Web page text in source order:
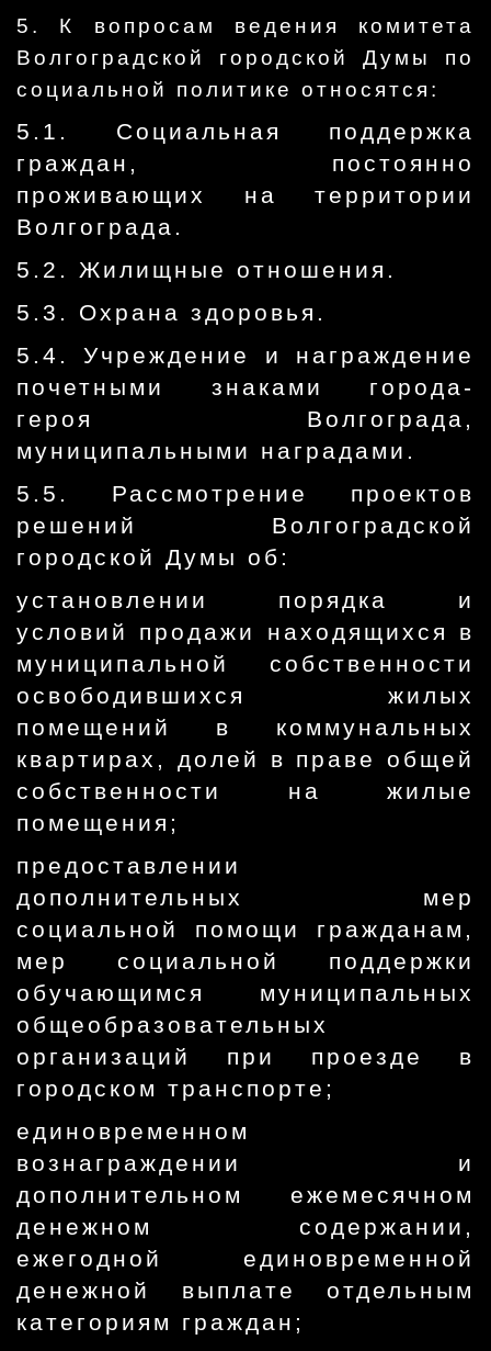
5. К вопросам ведения комитета
Волгоградской городской Думы по
социальной политике относятся:
5.1. Социальная поддержка
граждан, постоянно
проживающих на территории
Волгограда.
5.2. Жилищные отношения.
5.3. Охрана здоровья.
5.4. Учреждение и награждение
почетными знаками города-
героя Волгограда,
муниципальными наградами.
5.5. Рассмотрение проектов
решений Волгоградской
городской Думы об:
установлении порядка и
условий продажи находящихся в
муниципальной собственности
освободившихся жилых
помещений в коммунальных
квартирах, долей в праве общей
собственности на жилые
помещения;
предоставлении
дополнительных мер
социальной помощи гражданам,
мер социальной поддержки
обучающимся муниципальных
общеобразовательных
организаций при проезде в
городском транспорте;
единовременном
вознаграждении и
дополнительном ежемесячном
денежном содержании,
ежегодной единовременной
денежной выплате отдельным
категориям граждан;